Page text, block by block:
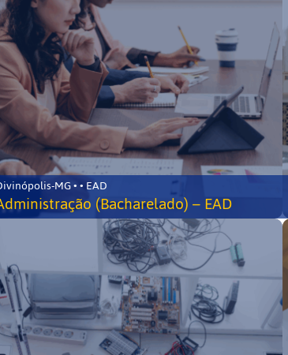
Divinópolis-MG • • EAD
(Bacharelado) – EAD